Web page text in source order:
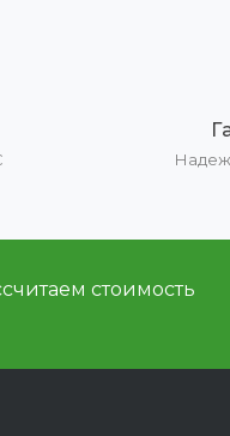
стоимость